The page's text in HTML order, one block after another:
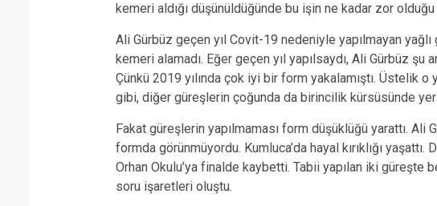
kemeri aldığı düşünüldüğünde bu işin ne kadar zor
Ali Gürbüz geçen yıl Covit-19 nedeniyle yapılmayan
kemeri alamadı. Eğer geçen yıl yapılsaydı, Ali Gürbüz şu
Çünkü 2019 yılında çok iyi bir form yakalamıştı. Üstelik o
gibi, diğer güreşlerin çoğunda da birincilik kürsüsünde yer
Fakat güreşlerin yapılmaması form düşüklüğü yarattı. Ali
formda görünmüyordu. Kumluca’da hayal kırıklığı yaşattı.
Orhan Okulu’ya finalde kaybetti. Tabii yapılan iki güreşte
soru işaretleri oluştu.